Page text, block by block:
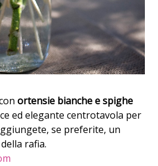
ortensie bianche e spighe
ed elegante centrotavola per
se preferite, un
rafia.